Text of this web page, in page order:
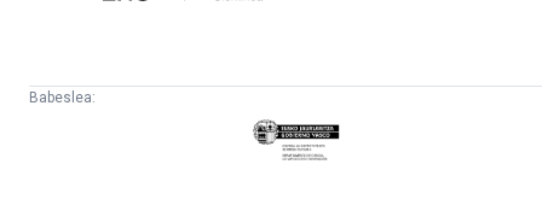
Babeslea:
Eusko
Jaurlaritza